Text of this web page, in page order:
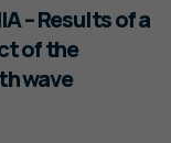
– Results of a
of the
wave